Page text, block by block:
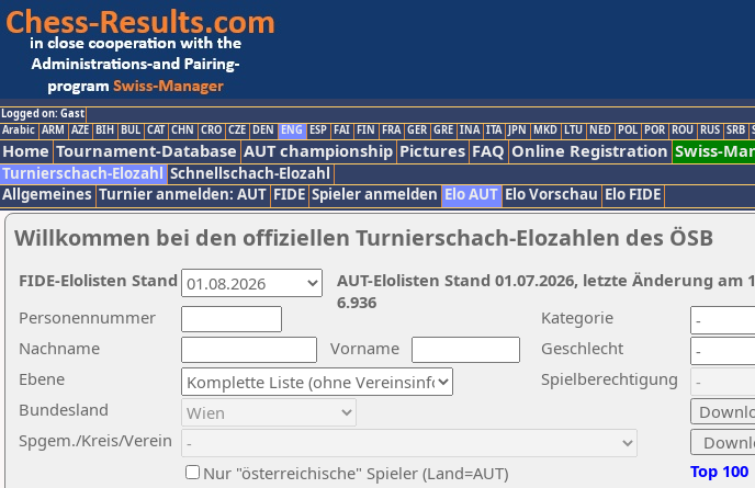
Logged on: Gast
Arabic ARM AZE BIH BUL CAT CHN CRO CZE DEN ENG ESP FAI FIN FRA GER GRE INA ITA JPN MKD LTU NED POL POR ROU RUS SRB
Home Tournament-Database AUT championship Pictures FAQ Online Registration Swiss-
Turnierschach-Elozahl Schnellschach-Elozahl
Allgemeines Turnier anmelden: AUT FIDE Spieler anmelden Elo AUT Elo Vorschau Elo FIDE
Willkommen bei den offiziellen Turnierschach-Elozahlen des ÖSB
Nachname
Vorname
Ebene
Kategorie
Personennummer
Bundesland
Spgem./Kreis/Verein
Geschlecht
Nur "österreichische" Spieler (Land=AUT)
Spielberechtigung
Top 100
AUT-Elolisten Stand 01.07.2026, letzte Änderung am
6.936
FIDE-Elolisten Stand